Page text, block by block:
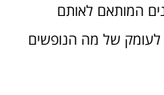
המותאם לאותם
של מה הנופשים